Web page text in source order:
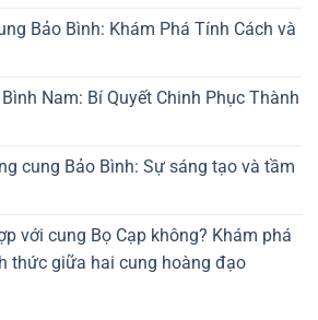
Bảo Bình: Khám Phá Tính Cách và
Nam: Bí Quyết Chinh Phục Thành
cung Bảo Bình: Sự sáng tạo và tầm
với cung Bọ Cạp không? Khám phá
thức giữa hai cung hoàng đạo